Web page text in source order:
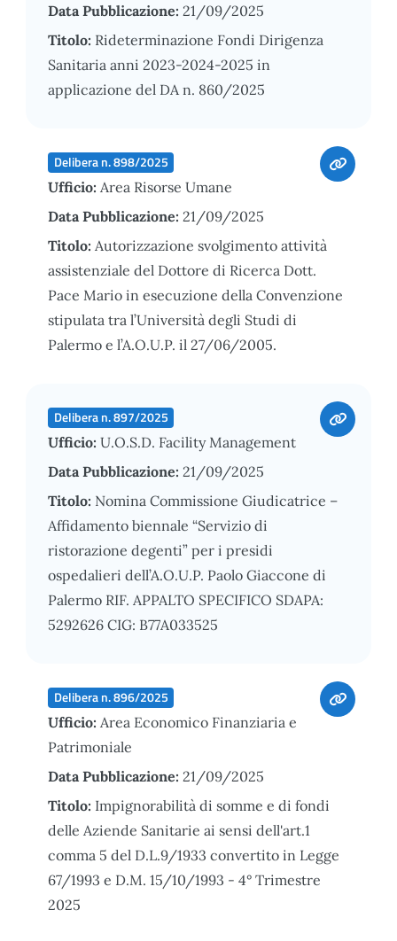
Data Pubblicazione: 21/09/2025
Titolo: Rideterminazione Fondi Dirigenza
Sanitaria anni 2023-2024-2025 in
applicazione del DA n. 860/2025
Delibera n. 898/2025
Ufficio: Area Risorse Umane
Data Pubblicazione: 21/09/2025
Titolo: Autorizzazione svolgimento attività
assistenziale del Dottore di Ricerca Dott.
Pace Mario in esecuzione della Convenzione
stipulata tra l’Università degli Studi di
Palermo e l’A.O.U.P. il 27/06/2005.
Delibera n. 897/2025
Ufficio: U.O.S.D. Facility Management
Data Pubblicazione: 21/09/2025
Titolo: Nomina Commissione Giudicatrice –
Affidamento biennale “Servizio di
ristorazione degenti” per i presidi
ospedalieri dell’A.O.U.P. Paolo Giaccone di
Palermo RIF. APPALTO SPECIFICO SDAPA:
5292626 CIG: B77A033525
Delibera n. 896/2025
Ufficio: Area Economico Finanziaria e
Patrimoniale
Data Pubblicazione: 21/09/2025
Titolo: Impignorabilità di somme e di fondi
delle Aziende Sanitarie ai sensi dell'art.1
comma 5 del D.L.9/1933 convertito in Legge
67/1993 e D.M. 15/10/1993 - 4° Trimestre
2025